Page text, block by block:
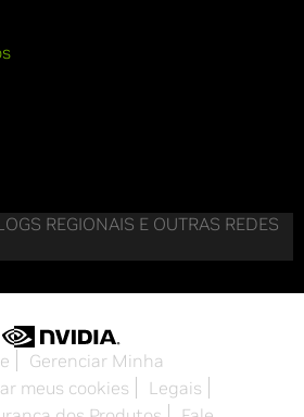
REGIONAIS E OUTRAS REDES
Gerenciar Minha
meus cookies
Legais